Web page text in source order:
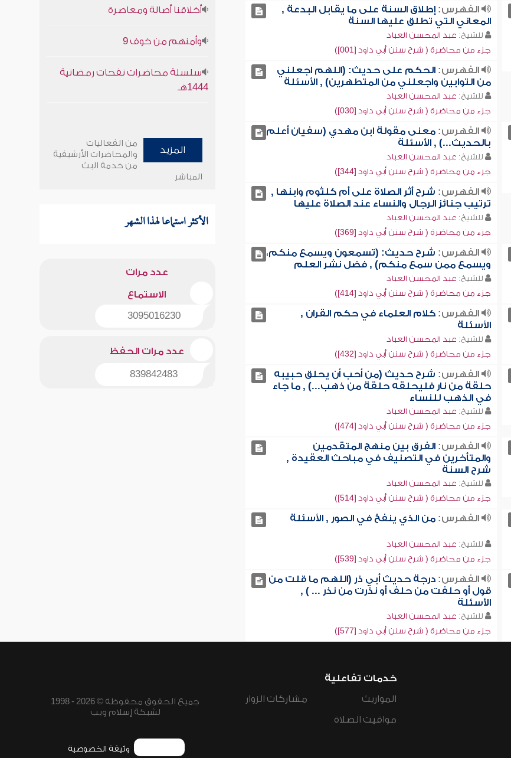
الفهرس: إطلاق السنة على ما يقابل البدعة ,
المعاني التي تطلق عليها السنة
للشيخ: عبد المحسن العباد
جزء من محاضرة ( شرح سنن أبي داود [001])
الفهرس: الحكم على حديث: (اللهم اجعلني
من التوابين واجعلني من المتطهرين) , الأسئلة
للشيخ: عبد المحسن العباد
جزء من محاضرة ( شرح سنن أبي داود [030])
الفهرس: معنى مقولة ابن مهدي (سفيان أعلم
بالحديث...) , الأسئلة
للشيخ: عبد المحسن العباد
جزء من محاضرة ( شرح سنن أبي داود [344])
الفهرس: شرح أثر الصلاة على أم كلثوم وابنها ,
ترتيب جنائز الرجال والنساء عند الصلاة عليها
للشيخ: عبد المحسن العباد
جزء من محاضرة ( شرح سنن أبي داود [369])
الفهرس: شرح حديث: (تسمعون ويسمع منكم،
ويسمع ممن سمع منكم) , فضل نشر العلم
للشيخ: عبد المحسن العباد
جزء من محاضرة ( شرح سنن أبي داود [414])
الفهرس: كلام العلماء في حكم القران ,
الأسئلة
للشيخ: عبد المحسن العباد
جزء من محاضرة ( شرح سنن أبي داود [432])
الفهرس: شرح حديث (من أحب أن يحلق حبيبه
حلقة من نار فليحلقه حلقة من ذهب...) , ما جاء
في الذهب للنساء
للشيخ: عبد المحسن العباد
جزء من محاضرة ( شرح سنن أبي داود [474])
الفهرس: الفرق بين منهج المتقدمين
والمتأخرين في التصنيف في مباحث العقيدة ,
شرح السنة
للشيخ: عبد المحسن العباد
جزء من محاضرة ( شرح سنن أبي داود [514])
الفهرس: من الذي ينفخ في الصور , الأسئلة
للشيخ: عبد المحسن العباد
جزء من محاضرة ( شرح سنن أبي داود [539])
الفهرس: درجة حديث أبي ذر (اللهم ما قلت من
قول أو حلفت من حلف أو نذرت من نذر ... ) ,
الأسئلة
للشيخ: عبد المحسن العباد
جزء من محاضرة ( شرح سنن أبي داود [577])
أخلاقنا أصالة ومعاصرة
وأمنهم من خوف 9
سلسلة محاضرات نفحات رمضانية
1444هـ
المزيد
من الفعاليات
والمحاضرات الأرشيفية
من خدمة البث
المباشر
الأكثر استماعا لهذا الشهر
عدد مرات
الاستماع
3095016230
عدد مرات الحفظ
839842483
خدمات تفاعلية
المواريث
مواقيت الصلاة
مشاركات الزوار
جميع الحقوق محفوظة © 2026 - 1998
لشبكة إسلام ويب
وثيقة الخصوصية